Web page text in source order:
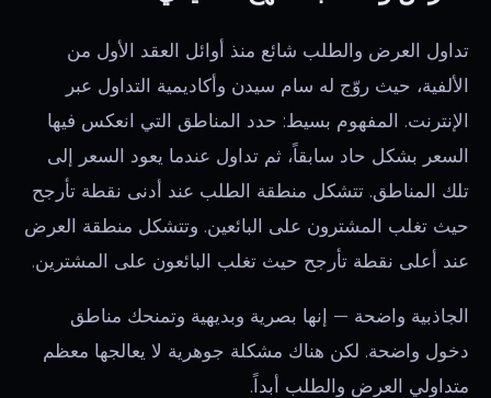
تداول العرض والطلب شائع منذ أوائل العقد الأول من
الألفية، حيث روّج له سام سيدن وأكاديمية التداول عبر
الإنترنت. المفهوم بسيط: حدد المناطق التي انعكس فيها
السعر بشكل حاد سابقاً، ثم تداول عندما يعود السعر إلى
تلك المناطق. تتشكل منطقة الطلب عند أدنى نقطة تأرجح
حيث تغلب المشترون على البائعين. وتتشكل منطقة العرض
عند أعلى نقطة تأرجح حيث تغلب البائعون على المشترين.
الجاذبية واضحة — إنها بصرية وبديهية وتمنحك مناطق
دخول واضحة. لكن هناك مشكلة جوهرية لا يعالجها معظم
متداولي العرض والطلب أبداً.